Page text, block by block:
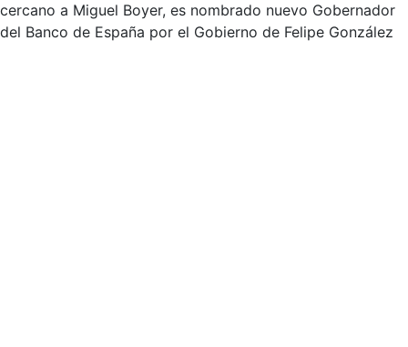
cercano a Miguel Boyer, es nombrado nuevo Gobernador
del Banco de España por el Gobierno de Felipe González